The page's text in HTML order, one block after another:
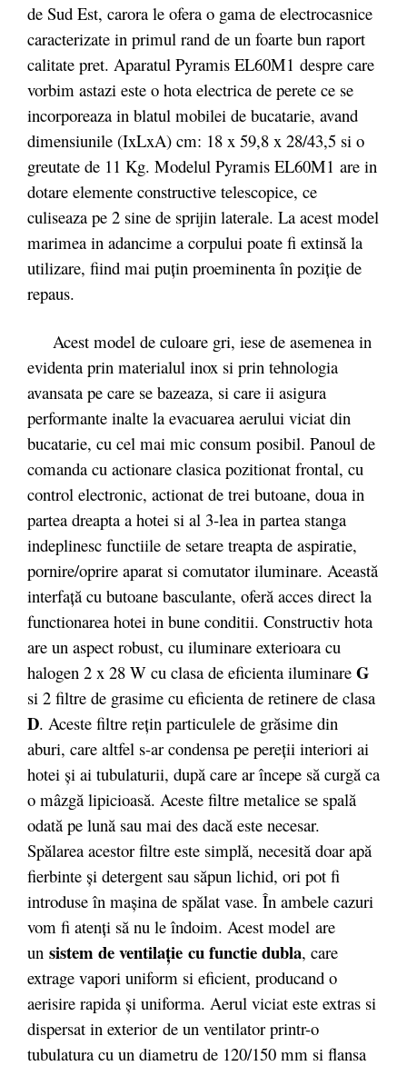
de Sud Est, carora le ofera o gama de electrocasnice
caracterizate in primul rand de un foarte bun raport
calitate pret. Aparatul Pyramis EL60M1 despre care
vorbim astazi este o hota electrica de perete ce se
incorporeaza in blatul mobilei de bucatarie, avand
dimensiunile (IxLxA) cm: 18 x 59,8 x 28/43,5 si o
greutate de 11 Kg. Modelul Pyramis EL60M1 are in
dotare elemente constructive telescopice, ce
culiseaza pe 2 sine de sprijin laterale. La acest model
marimea in adancime a corpului poate fi extinsă la
utilizare, fiind mai puţin proeminenta în poziţie de
repaus.
Acest model de culoare gri, iese de asemenea in
evidenta prin materialul inox si prin tehnologia
avansata pe care se bazeaza, si care ii asigura
performante inalte la evacuarea aerului viciat din
bucatarie, cu cel mai mic consum posibil. Panoul de
comanda cu actionare clasica pozitionat frontal, cu
control electronic, actionat de trei butoane, doua in
partea dreapta a hotei si al 3-lea in partea stanga
indeplinesc functiile de setare treapta de aspiratie,
pornire/oprire aparat si comutator iluminare. Această
interfaţă cu butoane basculante, oferă acces direct la
functionarea hotei in bune conditii. Constructiv hota
are un aspect robust, cu iluminare exterioara cu
halogen 2 x 28 W cu clasa de eficienta iluminare G
si 2 filtre de grasime cu eficienta de retinere de clasa
D. Aceste filtre reţin particulele de grăsime din
aburi, care altfel s-ar condensa pe pereţii interiori ai
hotei şi ai tubulaturii, după care ar începe să curgă ca
o mâzgă lipicioasă. Aceste filtre metalice se spală
odată pe lună sau mai des dacă este necesar.
Spălarea acestor filtre este simplă, necesită doar apă
fierbinte şi detergent sau săpun lichid, ori pot fi
introduse în maşina de spălat vase. În ambele cazuri
vom fi atenţi să nu le îndoim. Acest model are
un sistem de ventilaţie cu functie dubla, care
extrage vapori uniform si eficient, producand o
aerisire rapida şi uniforma. Aerul viciat este extras si
dispersat in exterior de un ventilator printr-o
tubulatura cu un diametru de 120/150 mm si flansa